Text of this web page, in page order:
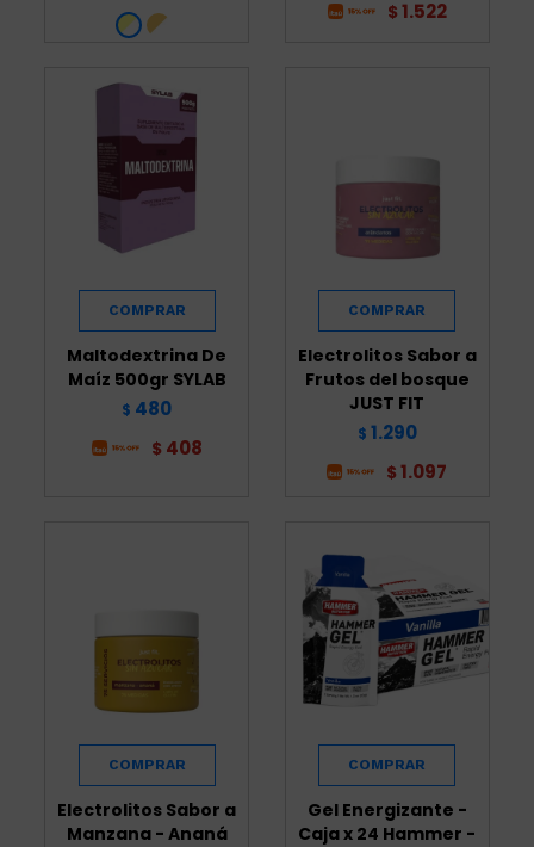
$ 1.522
Maltodextrina De
Maíz 500gr SYLAB
$ 480
$ 408
Electrolitos Sabor a
Frutos del bosque
JUST FIT
$ 1.290
$ 1.097
Electrolitos Sabor a
Manzana - Ananá
Gel Energizante -
Caja x 24 Hammer -